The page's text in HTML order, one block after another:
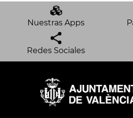
Nuestras Apps
Redes Sociales